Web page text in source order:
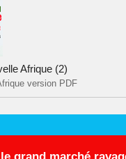
Afrique (2)
version PDF